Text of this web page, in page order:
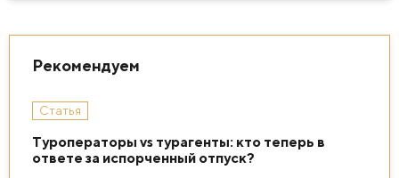
Рекомендуем
Статья
Туроператоры vs турагенты: кто теперь в
ответе за испорченный отпуск?